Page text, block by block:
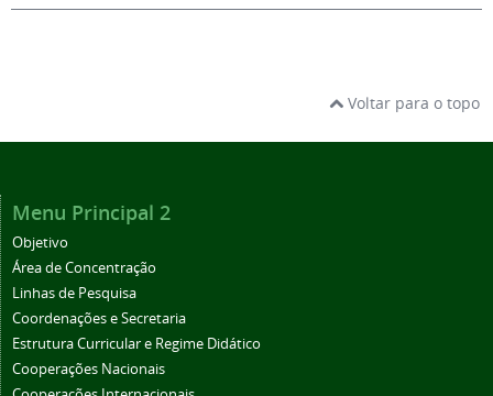
Voltar para o topo
Menu Principal 2
Objetivo
Área de Concentração
Linhas de Pesquisa
Coordenações e Secretaria
Estrutura Curricular e Regime Didático
Cooperações Nacionais